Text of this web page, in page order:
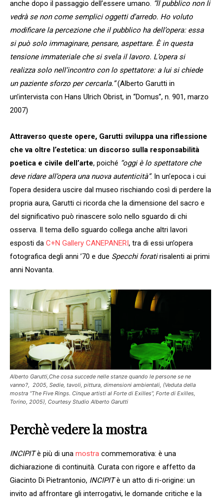
anche dopo il passaggio dell’essere umano. “ll pubblico non li
vedrà se non come semplici oggetti d’arredo. Ho voluto
modificare la percezione che il pubblico ha dell’opera: essa
si può solo immaginare, pensare, aspettare. È in questa
tensione immateriale che si svela il lavoro. L’opera si
realizza solo nell’incontro con lo spettatore: a lui si chiede
un paziente sforzo per cercarla.”(Alberto Garutti in
un’intervista con Hans Ulrich Obrist, in “Domus”, n. 901, marzo
2007)
Attraverso queste opere, Garutti sviluppa una riflessione
che va oltre l’estetica: un discorso sulla responsabilità
poetica e civile dell’arte, poiché “oggi è lo spettatore che
deve ridare all’opera una nuova autenticità”. In un’epoca i cui
l’opera desidera uscire dal museo rischiando così di perdere la
propria aura, Garutti ci ricorda che la dimensione del sacro e
del significativo può rinascere solo nello sguardo di chi
osserva. Il tema dello sguardo collega anche altri lavori
esposti da C+N Gallery CANEPANERI , tra di essi un’opera
fotografica degli anni ’70 e due Specchi foratirisalenti ai primi
anni Novanta.
Alberto Garutti,Che cosa succede nelle stanze quando le persone se ne
vanno?, 2005, Sedie, tavoli, pittura, dimensioni ambientali, (Veduta della
mostra “The Five Rings. Cinque artisti al Forte di Exilles”, Forte di Exilles,
Torino, 2005), Courtesy Studio Alberto Garutti
Perchè vedere la mostra
INCIPITè più di una mostra commemorativa: è una
dichiarazione di continuità. Curata con rigore e affetto da
Giacinto Di Pietrantonio, INCIPITè un atto di ri-origine: un
invito ad affrontare gli interrogativi, le domande critiche e la